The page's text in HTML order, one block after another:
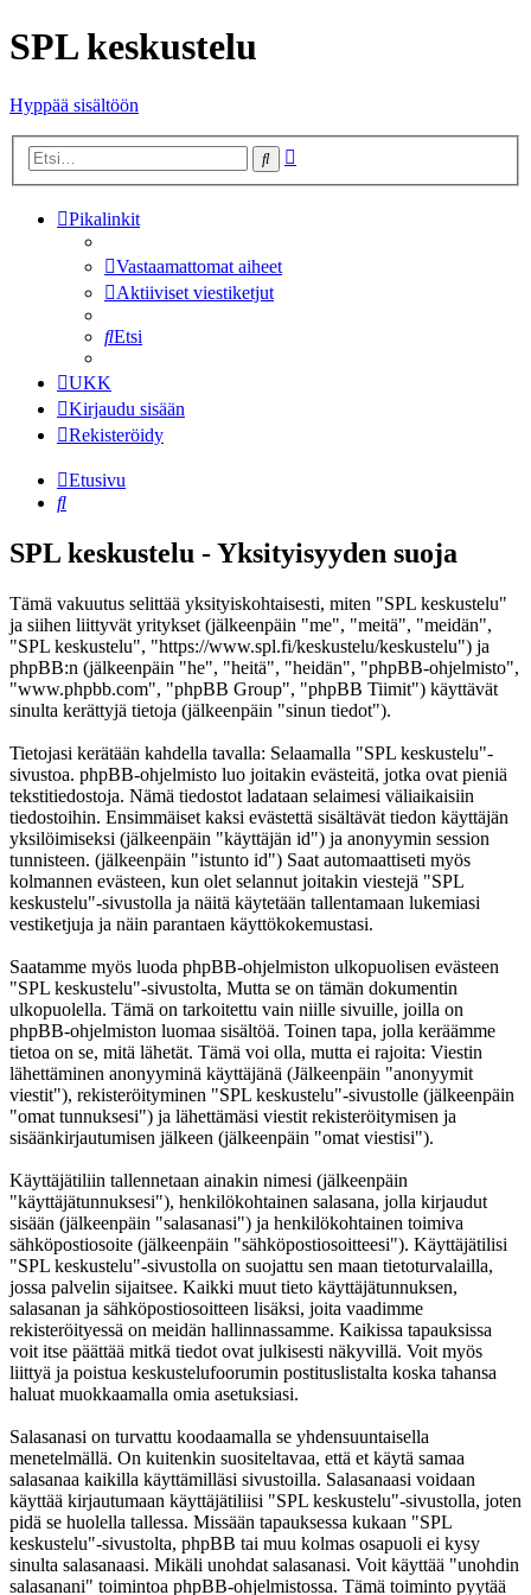
SPL keskustelu
Hyppää sisältöön
Etsi
Pikalinkit
Vastaamattomat aiheet
Aktiiviset viestiketjut
Etsi
UKK
Kirjaudu sisään
Rekisteröidy
Etusivu
Etsi
SPL keskustelu - Yksityisyyden suoja
Tämä vakuutus selittää yksityiskohtaisesti, miten "SPL keskustelu"
ja siihen liittyvät yritykset (jälkeenpäin "me", "meitä", "meidän",
"SPL keskustelu", "https://www.spl.fi/keskustelu/keskustelu") ja
phpBB:n (jälkeenpäin "he", "heitä", "heidän", "phpBB-ohjelmisto",
"www.phpbb.com", "phpBB Group", "phpBB Tiimit") käyttävät
sinulta kerättyjä tietoja (jälkeenpäin "sinun tiedot").
Tietojasi kerätään kahdella tavalla: Selaamalla "SPL keskustelu"-
sivustoa. phpBB-ohjelmisto luo joitakin evästeitä, jotka ovat pieniä
tekstitiedostoja. Nämä tiedostot ladataan selaimesi väliaikaisiin
tiedostoihin. Ensimmäiset kaksi evästettä sisältävät tiedon käyttäjän
yksilöimiseksi (jälkeenpäin "käyttäjän id") ja anonyymin session
tunnisteen. (jälkeenpäin "istunto id") Saat automaattiseti myös
kolmannen evästeen, kun olet selannut joitakin viestejä "SPL
keskustelu"-sivustolla ja näitä käytetään tallentamaan lukemiasi
vestiketjuja ja näin parantaen käyttökokemustasi.
Saatamme myös luoda phpBB-ohjelmiston ulkopuolisen evästeen
"SPL keskustelu"-sivustolta, Mutta se on tämän dokumentin
ulkopuolella. Tämä on tarkoitettu vain niille sivuille, joilla on
phpBB-ohjelmiston luomaa sisältöä. Toinen tapa, jolla keräämme
tietoa on se, mitä lähetät. Tämä voi olla, mutta ei rajoita: Viestin
lähettäminen anonyyminä käyttäjänä (Jälkeenpäin "anonyymit
viestit"), rekisteröityminen "SPL keskustelu"-sivustolle (jälkeenpäin
"omat tunnuksesi") ja lähettämäsi viestit rekisteröitymisen ja
sisäänkirjautumisen jälkeen (jälkeenpäin "omat viestisi").
Käyttäjätiliin tallennetaan ainakin nimesi (jälkeenpäin
"käyttäjätunnuksesi"), henkilökohtainen salasana, jolla kirjaudut
sisään (jälkeenpäin "salasanasi") ja henkilökohtainen toimiva
sähköpostiosoite (jälkeenpäin "sähköpostiosoitteesi"). Käyttäjätilisi
"SPL keskustelu"-sivustolla on suojattu sen maan tietoturvalailla,
jossa palvelin sijaitsee. Kaikki muut tieto käyttäjätunnuksen,
salasanan ja sähköpostiosoitteen lisäksi, joita vaadimme
rekisteröityessä on meidän hallinnassamme. Kaikissa tapauksissa
voit itse päättää mitkä tiedot ovat julkisesti näkyvillä. Voit myös
liittyä ja poistua keskustelufoorumin postituslistalta koska tahansa
haluat muokkaamalla omia asetuksiasi.
Salasanasi on turvattu koodaamalla se yhdensuuntaisella
menetelmällä. On kuitenkin suositeltavaa, että et käytä samaa
salasanaa kaikilla käyttämilläsi sivustoilla. Salasanaasi voidaan
käyttää kirjautumaan käyttäjätiliisi "SPL keskustelu"-sivustolla, joten
pidä se huolella tallessa. Missään tapauksessa kukaan "SPL
keskustelu"-sivustolta, phpBB tai muu kolmas osapuoli ei kysy
sinulta salasanaasi. Mikäli unohdat salasanasi. Voit käyttää "unohdin
salasanani" toimintoa phpBB-ohjelmistossa. Tämä toiminto pyytää